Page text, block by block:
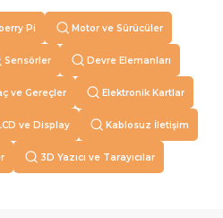
Pi Motor ve Sürücüler
Sensörler Devre Elemanları
ve Gereçler Elektronik Kartlar
ve Display Kablosuz İletişim
3D Yazıcı ve Tarayıcılar